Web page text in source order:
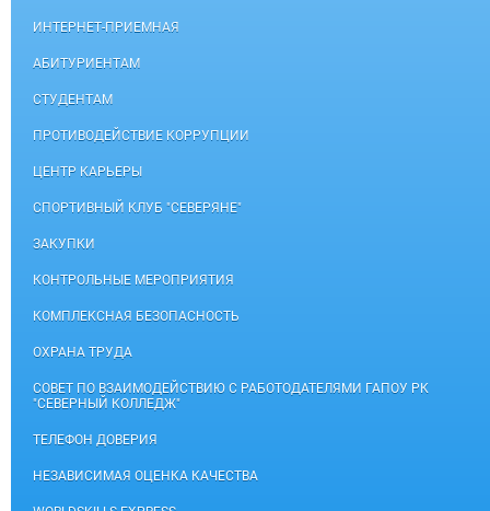
ИНТЕРНЕТ-ПРИЕМНАЯ
АБИТУРИЕНТАМ
СТУДЕНТАМ
ПРОТИВОДЕЙСТВИЕ КОРРУПЦИИ
ЦЕНТР КАРЬЕРЫ
СПОРТИВНЫЙ КЛУБ "СЕВЕРЯНЕ"
ЗАКУПКИ
КОНТРОЛЬНЫЕ МЕРОПРИЯТИЯ
КОМПЛЕКСНАЯ БЕЗОПАСНОСТЬ
ОХРАНА ТРУДА
СОВЕТ ПО ВЗАИМОДЕЙСТВИЮ С РАБОТОДАТЕЛЯМИ ГАПОУ РК
"СЕВЕРНЫЙ КОЛЛЕДЖ"
ТЕЛЕФОН ДОВЕРИЯ
НЕЗАВИСИМАЯ ОЦЕНКА КАЧЕСТВА